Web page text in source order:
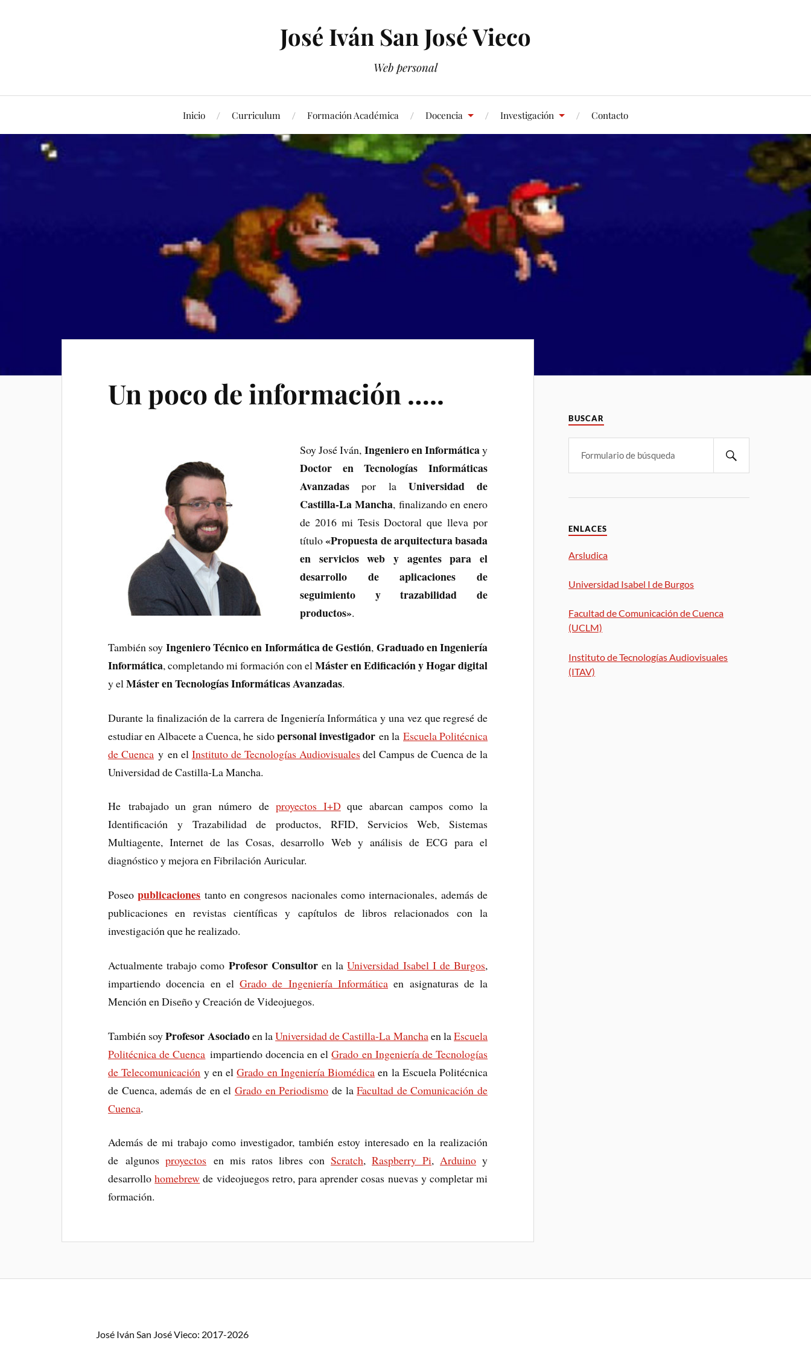
José Iván San José Vieco
Web personal
Inicio Curriculum Formación Académica Docencia Investigación Contacto
Un poco de información …..
Soy José Iván, Ingeniero en Informáticay
Doctor en Tecnologías Informáticas
Avanzadaspor la Universidad de
Castilla-La Mancha, finalizando en enero
de 2016 mi Tesis Doctoral que lleva por
título«Propuesta de arquitectura basada
en servicios web y agentes para el
desarrollo de aplicaciones de
seguimiento y trazabilidad de
productos».
También soy Ingeniero Técnico en Informática de Gestión, Graduado en Ingeniería
Informática, completando mi formación con elMáster en Edificación y Hogar digital
y elMáster en Tecnologías Informáticas Avanzadas.
Durante la finalización de la carrera de Ingeniería Informática y una vez que regresé de
estudiar en Albacete a Cuenca, he sidopersonal investigadoren laEscuela Politécnica
de Cuenca y en el Instituto de Tecnologías Audiovisuales del Campus de Cuenca de la
Universidad de Castilla-La Mancha.
He trabajado un gran número deproyectos I+Dque abarcan campos como la
Identificación y Trazabilidad de productos, RFID, Servicios Web, Sistemas
Multiagente, Internet de las Cosas, desarrollo Web y análisis de ECG para el
diagnóstico y mejora en Fibrilación Auricular.
Poseopublicaciones tanto en congresos nacionales como internacionales, además de
publicaciones en revistas científicas y capítulos de libros relacionados con la
investigación que he realizado.
Actualmente trabajo como Profesor Consultoren laUniversidad Isabel I de Burgos,
impartiendo docencia en elGrado de Ingeniería Informática en asignaturas de la
Mención en Diseño y Creación de Videojuegos.
También soyProfesor Asociadoen laUniversidad de Castilla-La Manchaen laEscuela
Politécnica de Cuenca impartiendo docencia en elGrado en Ingeniería de Tecnologías
de Telecomunicación y en elGrado en Ingeniería Biomédica en la Escuela Politécnica
de Cuenca, además de en el Grado en Periodismo de laFacultad de Comunicación de
Cuenca.
Además de mi trabajo como investigador, también estoy interesado en la realización
de algunosproyectos en mis ratos libres conScratch,Raspberry Pi,Arduino y
desarrollohomebrew de videojuegos retro, para aprender cosas nuevas y completar mi
formación.
BUSCAR
ENLACES
Arsludica
Universidad Isabel I de Burgos
Facultad de Comunicación de Cuenca
(UCLM)
Instituto de Tecnologías Audiovisuales
(ITAV)
José Iván San José Vieco: 2017-2026